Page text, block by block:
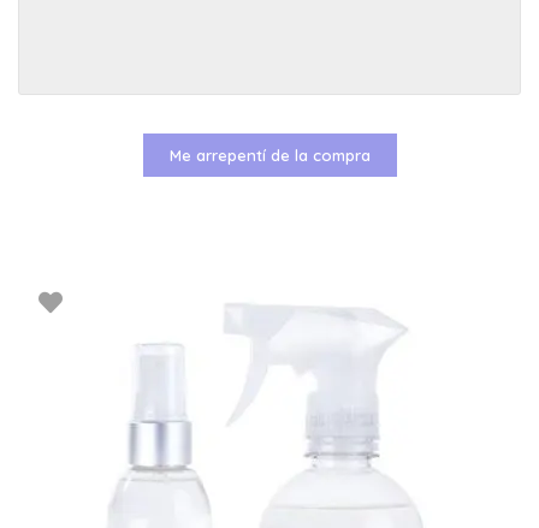
Me arrepentí de la compra